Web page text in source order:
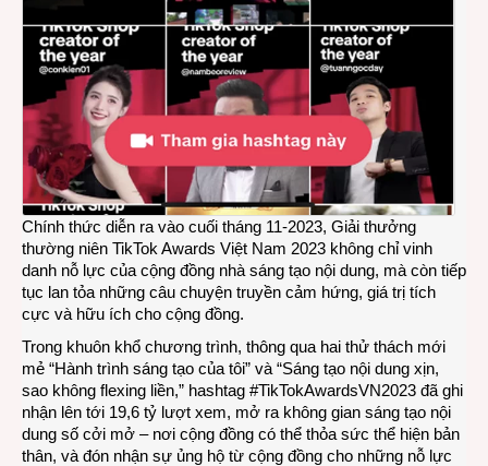
Chính thức diễn ra vào cuối tháng 11-2023, Giải thưởng
thường niên TikTok Awards Việt Nam 2023 không chỉ vinh
danh nỗ lực của cộng đồng nhà sáng tạo nội dung, mà còn tiếp
tục lan tỏa những câu chuyện truyền cảm hứng, giá trị tích
cực và hữu ích cho cộng đồng.
Trong khuôn khổ chương trình, thông qua hai thử thách mới
mẻ “Hành trình sáng tạo của tôi” và “Sáng tạo nội dung xịn,
sao không flexing liền,” hashtag #TikTokAwardsVN2023 đã ghi
nhận lên tới 19,6 tỷ lượt xem, mở ra không gian sáng tạo nội
dung số cởi mở – nơi cộng đồng có thể thỏa sức thể hiện bản
thân, và đón nhận sự ủng hộ từ cộng đồng cho những nỗ lực